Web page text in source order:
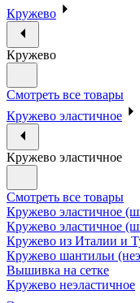
Кружево
Кружево
Смотреть все товары
Кружево эластичное
Кружево эластичное
Смотреть все товары
Кружево эластичное
Кружево эластичное
Кружево из Италии и
Кружево шантильи
Вышивка на сетке
Кружево неэластичное